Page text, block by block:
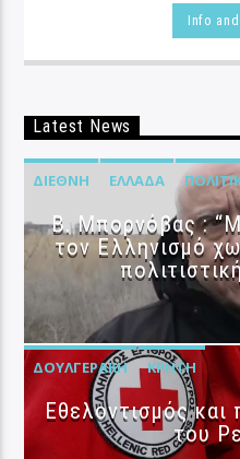
Info
Latest News
ΔΙΕΘΝΉ ΕΛΛΆΔΑ
B. Μπορνόβας :
τον Ελληνισμό
ΔΟΥΛΓΕΡΆΚΗ ΚΡΉΤΗ
Εθελοντισμός
του